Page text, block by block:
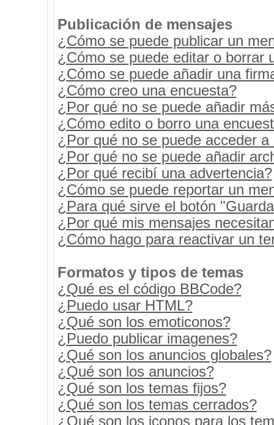
Publicación de mensajes
¿Cómo se puede publicar un
¿Cómo se puede editar o borrar
¿Cómo se puede añadir una
¿Cómo creo una encuesta?
¿Por qué no se puede añadir
¿Cómo edito o borro una
¿Por qué no se puede acceder a
¿Por qué no se puede añadir
¿Por qué recibí una advertencia?
¿Cómo se puede reportar un
¿Para qué sirve el botón
¿Por qué mis mensajes
¿Cómo hago para reactivar un
Formatos y tipos de temas
¿Qué es el código BBCode?
¿Puedo usar HTML?
¿Qué son los emoticonos?
¿Puedo publicar imagenes?
¿Qué son los anuncios globales?
¿Qué son los anuncios?
¿Qué son los temas fijos?
¿Qué son los temas cerrados?
¿Qué son los iconos para los